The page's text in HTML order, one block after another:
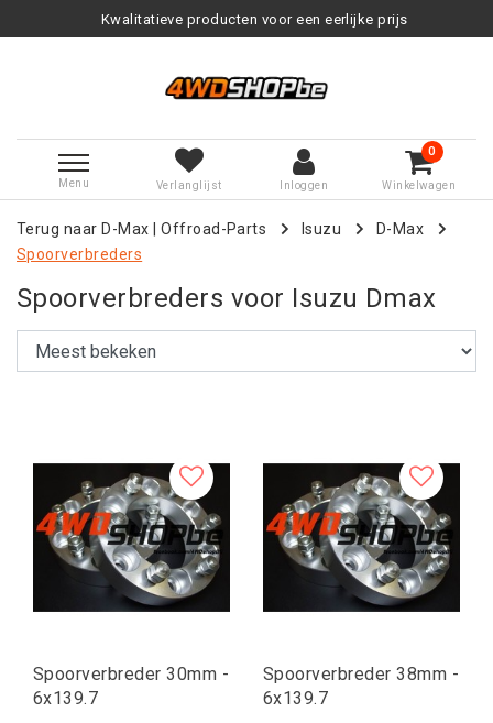
Kwalitatieve producten voor een eerlijke prijs
Menu Verlanglijst Inloggen
0
Winkelwagen
Terug naar D-Max |Offroad-Parts Isuzu
D-Max
Spoorverbreders
Spoorverbreders voor Isuzu Dmax
Spoorverbreder 30mm -
6x139.7
Spoorverbreder 38mm -
6x139.7